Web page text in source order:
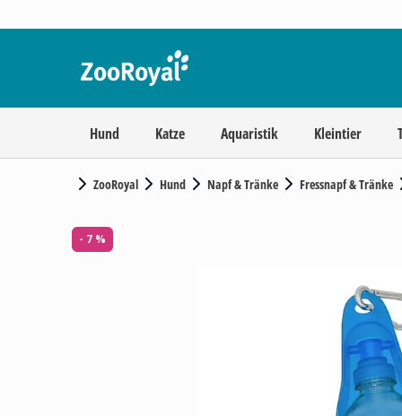
Hund Katze Aquaristik Kleintier
ZooRoyal Hund Napf & Tränke Fressnapf & Tränke
- 7 %